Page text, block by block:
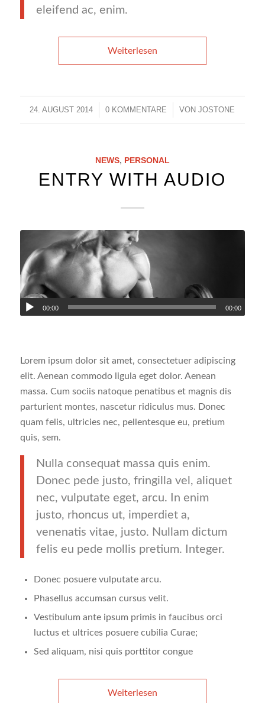
eleifend ac, enim.
Weiterlesen
24. AUGUST 2014
/ 0 KOMMENTARE
/ VONJOSTONE
NEWS, PERSONAL
ENTRY WITH AUDIO
00:00 00:00
Lorem ipsum dolor sit amet, consectetuer adipiscing
elit. Aenean commodo ligula eget dolor. Aenean
massa. Cum sociis natoque penatibus et magnis dis
parturient montes, nascetur ridiculus mus. Donec
quam felis, ultricies nec, pellentesque eu, pretium
quis, sem.
Nulla consequat massa quis enim.
Donec pede justo, fringilla vel, aliquet
nec, vulputate eget, arcu. In enim
justo, rhoncus ut, imperdiet a,
venenatis vitae, justo. Nullam dictum
felis eu pede mollis pretium. Integer.
Donec posuere vulputate arcu.
Phasellus accumsan cursus velit.
Vestibulum ante ipsum primis in faucibus orci
luctus et ultrices posuere cubilia Curae;
Sed aliquam, nisi quis porttitor congue
Weiterlesen